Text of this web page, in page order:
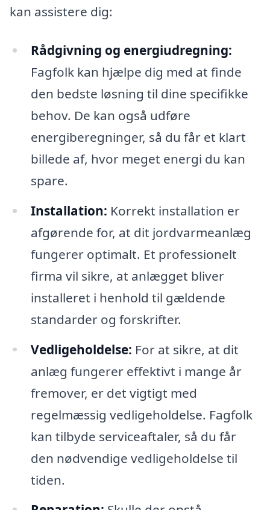
kan assistere dig:
Rådgivning og energiudregning:
Fagfolk kan hjælpe dig med at finde
den bedste løsning til dine specifikke
behov. De kan også udføre
energiberegninger, så du får et klart
billede af, hvor meget energi du kan
spare.
Installation: Korrekt installation er
afgørende for, at dit jordvarmeanlæg
fungerer optimalt. Et professionelt
firma vil sikre, at anlægget bliver
installeret i henhold til gældende
standarder og forskrifter.
Vedligeholdelse: For at sikre, at dit
anlæg fungerer effektivt i mange år
fremover, er det vigtigt med
regelmæssig vedligeholdelse. Fagfolk
kan tilbyde serviceaftaler, så du får
den nødvendige vedligeholdelse til
tiden.